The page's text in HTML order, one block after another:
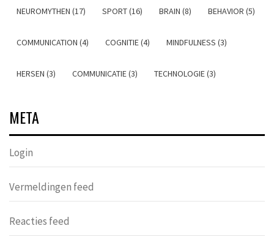
NEUROMYTHEN (17) SPORT (16) BRAIN (8) BEHAVIOR (5)
COMMUNICATION (4) COGNITIE (4) MINDFULNESS (3)
HERSEN (3) COMMUNICATIE (3) TECHNOLOGIE (3)
META
Login
Vermeldingen feed
Reacties feed